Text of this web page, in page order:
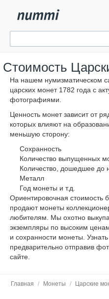
Стоимость
На нашем нумизматическом
царских монет 1782 года с
фотографиями.
Ценность монет зависит от
которых влияют на
меньшую сторону:
Сохранность
Количество выпущенных
Количество, дошедшее до
Металл
Год монеты и т.д.
Ориентировочная стоимость
продают монеты
любителям. Мы охотно
экземпляры по высоким
и сохранности монеты.
предварительно отправив
сайте.
Главная / Монеты / Царские